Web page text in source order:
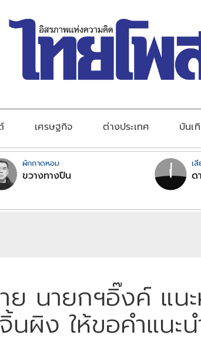
เศรษฐกิจ ต่างประเทศ บันเ
ผักกาดหอม
ขวางทางปืน
เ
ด
ย นายกฯอิ๊งค์ แน
ผิง ให้ขอคำแนะน